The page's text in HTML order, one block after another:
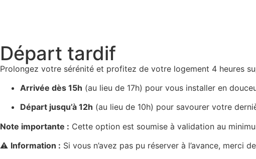
Départ tardif
Prolongez votre sérénité et profitez de votre logement 4 heures
Arrivée dès 15h (au lieu de 17h) pour vous installer en
Départ jusqu’à 12h (au lieu de 10h) pour savourer votre
Note importante : Cette option est soumise à validation au
⚠️ Information : Si vous n’avez pas pu réserver à l’avance,